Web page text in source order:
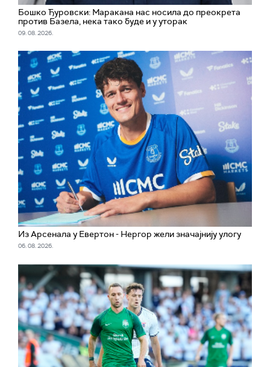
Бошко Ђуровски: Маракана нас носила до преокрета
против Базела, нека тако буде и у уторак
09. 08. 2026.
Из Арсенала у Евертон - Нергор жели значајнију улогу
06. 08. 2026.